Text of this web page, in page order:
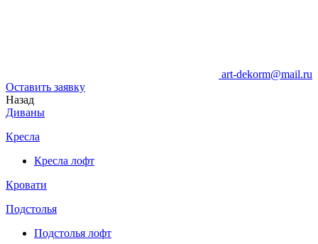
art-dekorm@mail.ru
Оставить заявку
Назад
Диваны
Кресла
Кресла лофт
Кровати
Подстолья
Подстолья лофт